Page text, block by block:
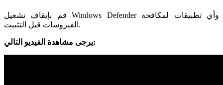
قم بإيقاف تشغيل Windows Defender وأي تطبيقات لمكافحة
الفيروسات قبل التثبيت.
يرجى مشاهدة الفيديو التالي: